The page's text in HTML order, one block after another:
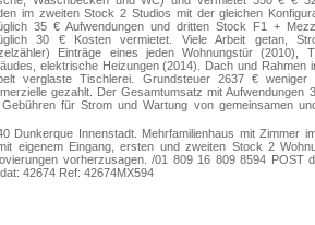
im zweiten Stock 2 Studios mit der gleichen
35 € Aufwendungen und dritten Stock F1 +
30 € Kosten vermietet. Viele Arbeit getan,
Einträge eines jeden Wohnungstür (2010),
elektrische Heizungen (2014). Dach und Rahmen
verglaste Tischlerei. Grundsteuer 2637 €
gezahlt. Der Gesamtumsatz mit Aufwendungen
für Strom und Wartung von gemeinsamen
Schöne Wohnanlage mit guter Profitabilität
Johan DUFLOS /03 727 35 727 8573 senden
ist zu einem Preis von 278.000 zur Verfügung,
Handelsvertreter der nationalen Netzwerk cl
Dunkerque Innenstadt. Mehrfamilienhaus mit Zimmer
eigenem Eingang, ersten und zweiten Stock 2
vorherzusagen. /01 809 16 809 8594 POST
42674 Ref: 42674MX594